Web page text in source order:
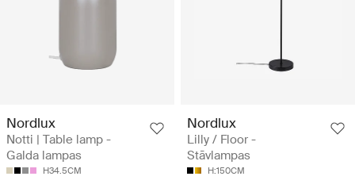
Nordlux
Notti | Table lamp -
Galda lampas
H34.5CM
Nordlux
Lilly / Floor -
Stāvlampas
H:150CM